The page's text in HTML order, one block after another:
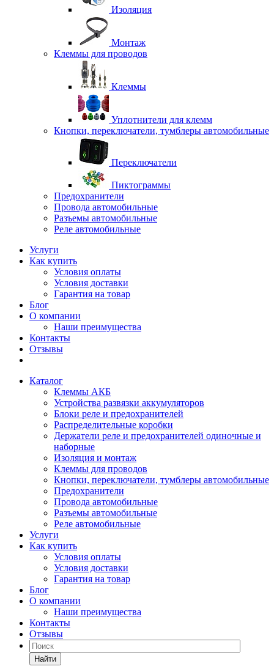
Изоляция
Монтаж
Клеммы для проводов
Клеммы
Уплотнители для клемм
Кнопки, переключатели, тумблеры автомобильные
Переключатели
Пиктограммы
Предохранители
Провода автомобильные
Разъемы автомобильные
Реле автомобильные
Услуги
Как купить
Условия оплаты
Условия доставки
Гарантия на товар
Блог
О компании
Наши преимущества
Контакты
Отзывы
Каталог
Клеммы АКБ
Устройства развязки аккумуляторов
Блоки реле и предохранителей
Распределительные коробки
Держатели реле и предохранителей одиночные и
наборные
Изоляция и монтаж
Клеммы для проводов
Кнопки, переключатели, тумблеры автомобильные
Предохранители
Провода автомобильные
Разъемы автомобильные
Реле автомобильные
Услуги
Как купить
Условия оплаты
Условия доставки
Гарантия на товар
Блог
О компании
Наши преимущества
Контакты
Отзывы
Найти